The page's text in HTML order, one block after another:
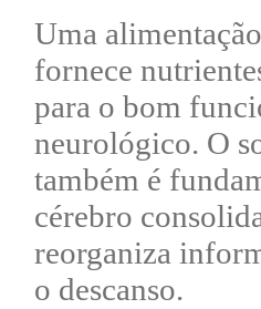
Uma
fornece
para o bom
neurológico. O
também é
cérebro
reorganiza
o descanso.